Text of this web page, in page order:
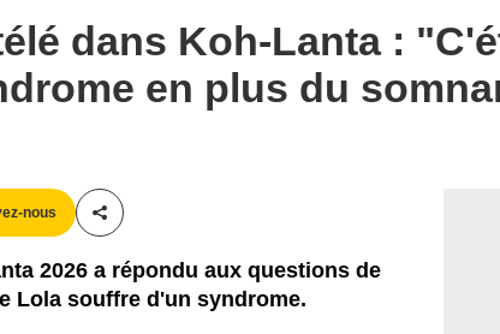
dans Koh-Lanta :
en plus du
nous
Partager cet article
2026 a répondu aux questions de
Lola souffre d'un syndrome.